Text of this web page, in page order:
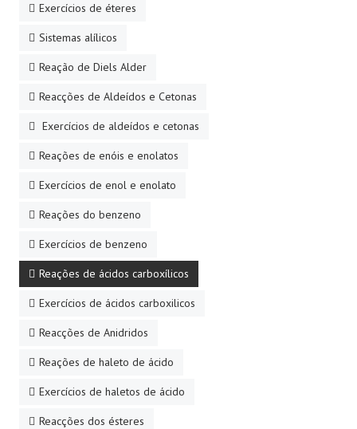
Exercícios de éteres
Sistemas alílicos
Reação de Diels Alder
Reacções de Aldeídos e Cetonas
Exercícios de aldeídos e cetonas
Reações de enóis e enolatos
Exercícios de enol e enolato
Reações do benzeno
Exercícios de benzeno
Reações de ácidos carboxílicos
Exercícios de ácidos carboxilicos
Reacções de Anidridos
Reações de haleto de ácido
Exercícios de haletos de ácido
Reacções dos ésteres